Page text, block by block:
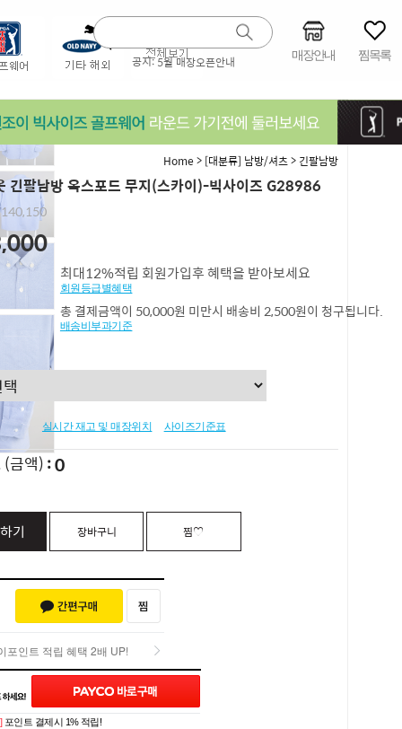
공지:5월 매장오픈안내 매장안내 찜목록
Home> [대분류] 남방/셔츠> 긴팔남방
긴팔남방 옥스포드 무지(스카이)-빅사이즈 G28986
최대12%적립 회원가입후 혜택을 받아보세요
회원등급별혜택
총 결제금액이 50,000원 미만시 배송비 2,500원이 청구됩니다.
배송비부과기준
실시간 재고 및 매장위치 사이즈기준표
(금액) 0
기 장바구니 찜♡
포인트 적립 혜택 2배 UP!
포인트 적립 혜택 2배 UP!
포인트 결제시 1% 적립!
(0)